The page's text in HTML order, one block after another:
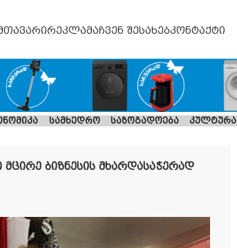
რეკლამაჩვენ შესახებკონტაქტი
სამხედრო საზოგადოება კულტურა
ბიზნესის მხარდასაჭერად